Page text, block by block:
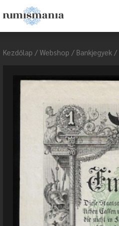
Kezdőlap / Webshop / Bankjegyek /